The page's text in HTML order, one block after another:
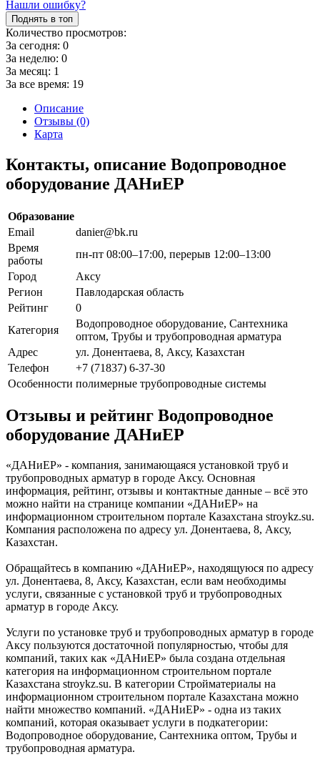
Нашли ошибку?
Поднять в топ
Количество просмотров:
За сегодня: 0
За неделю: 0
За месяц: 1
За все время: 19
Описание
Отзывы (0)
Карта
Контакты, описание Водопроводное
оборудование ДАНиЕР
Образование
Email
danier@bk.ru
Время
работы
пн-пт 08:00–17:00, перерыв 12:00–13:00
Город
Аксу
Регион
Павлодарская область
Рейтинг
0
Категория
Водопроводное оборудование, Сантехника
оптом, Трубы и трубопроводная арматура
Адрес
ул. Донентаева, 8, Аксу, Казахстан
Телефон
+7 (71837) 6-37-30
Особенности полимерные трубопроводные системы
Отзывы и рейтинг Водопроводное
оборудование ДАНиЕР
«ДАНиЕР» - компания, занимающаяся установкой труб и
трубопроводных арматур в городе Аксу. Основная
информация, рейтинг, отзывы и контактные данные – всё это
можно найти на странице компании «ДАНиЕР» на
информационном строительном портале Казахстана stroykz.su.
Компания расположена по адресу ул. Донентаева, 8, Аксу,
Казахстан.
Обращайтесь в компанию «ДАНиЕР», находящуюся по адресу
ул. Донентаева, 8, Аксу, Казахстан, если вам необходимы
услуги, связанные с установкой труб и трубопроводных
арматур в городе Аксу.
Услуги по установке труб и трубопроводных арматур в городе
Аксу пользуются достаточной популярностью, чтобы для
компаний, таких как «ДАНиЕР» была создана отдельная
категория на информационном строительном портале
Казахстана stroykz.su. В категории Стройматериалы на
информационном строительном портале Казахстана можно
найти множество компаний. «ДАНиЕР» - одна из таких
компаний, которая оказывает услуги в подкатегории:
Водопроводное оборудование, Сантехника оптом, Трубы и
трубопроводная арматура.